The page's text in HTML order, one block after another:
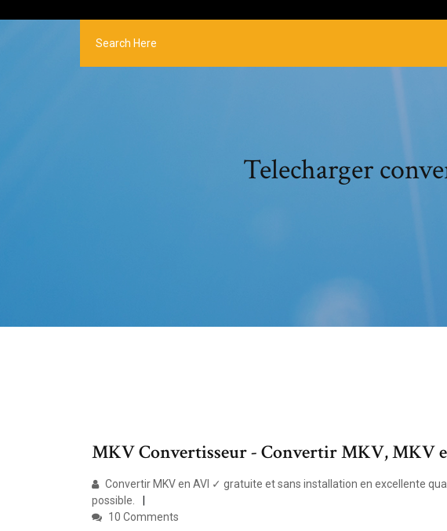
Telecharger
MKV Convertisseur - Convertir MKV, MKV
Convertir MKV en AVI ✓ gratuite et sans installation en excellente
possible.
10 Comments